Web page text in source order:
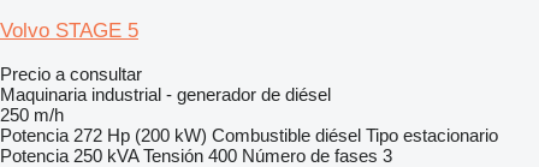
Volvo STAGE 5
Precio a consultar
Maquinaria industrial - generador de diésel
250 m/h
Potencia 272 Hp (200 kW) Combustible diésel Tipo estacionario
Potencia 250 kVA Tensión 400 Número de fases 3